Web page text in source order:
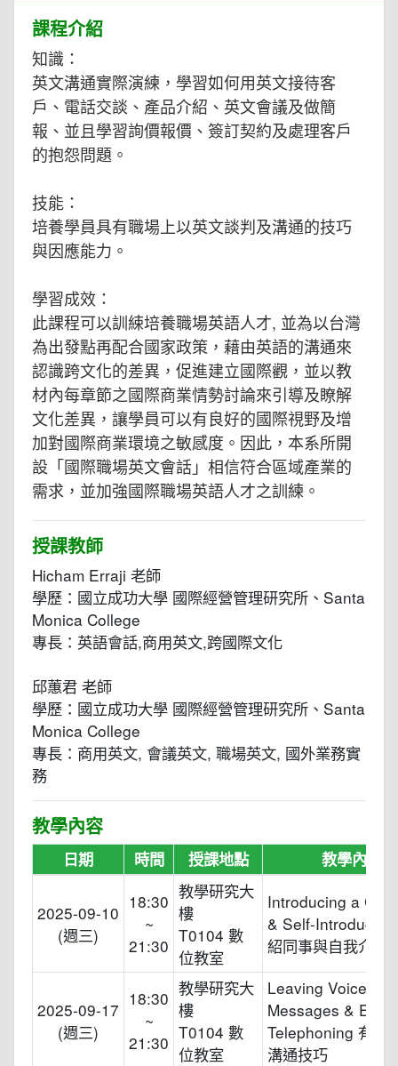
課程介紹
知識：
英文溝通實際演練，學習如何用英文接待客
戶、電話交談、產品介紹、英文會議及做簡
報、並且學習詢價報價、簽訂契約及處理客戶
的抱怨問題。
技能：
培養學員具有職場上以英文談判及溝通的技巧
與因應能力。
學習成效：
此課程可以訓綀培養職場英語人才, 並為以台灣
為出發點再配合國家政策，藉由英語的溝通來
認識跨文化的差異，促進建立國際觀，並以教
材內每章節之國際商業情勢討論來引導及瞭解
文化差異，讓學員可以有良好的國際視野及增
加對國際商業環境之敏感度。因此，本系所開
設「國際職場英文會話」相信符合區域產業的
需求，並加強國際職場英語人才之訓練。
授課教師
Hicham Erraji 老師
學歷：國立成功大學 國際經營管理研究所、Santa
Monica College
專長：英語會話,商用英文,跨國際文化
邱蕙君 老師
學歷：國立成功大學 國際經營管理研究所、Santa
Monica College
專長：商用英文, 會議英文, 職場英文, 國外業務實
務
教學內容
日期 時間 授課地點 教學內容
2025-09-10
(週三)
18:30
~
21:30
教學研究大
樓
T0104 數
位教室
Introducing a
& Self-
紹同事與自我介紹
2025-09-17
(週三)
18:30
~
21:30
教學研究大
樓
T0104 數
位教室
Leaving Voicemail
Messages &
Telephoning 有效
溝通技巧